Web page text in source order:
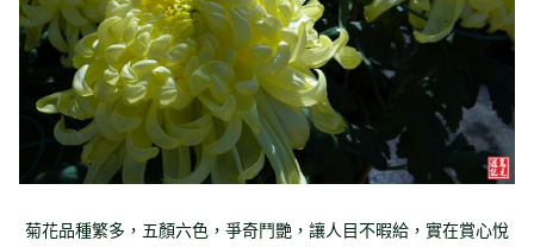
菊花品種繁多，五顏六色，爭奇鬥艷，讓人目不暇給，實在賞心悅